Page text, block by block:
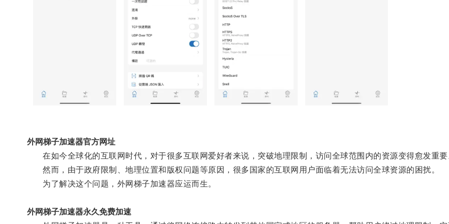
外网梯子加速器官方网址
在如今全球化的互联网时代，对于很多互联网爱好者来说，突破地理限制，访问全球范围内的资源变得愈发重
然而，由于政府限制、地理位置和版权问题等原因，很多国家的互联网用户面临着无法访问全球资源的困扰。
为了解决这个问题，外网梯子加速器应运而生。
外网梯子加速器永久免费加速